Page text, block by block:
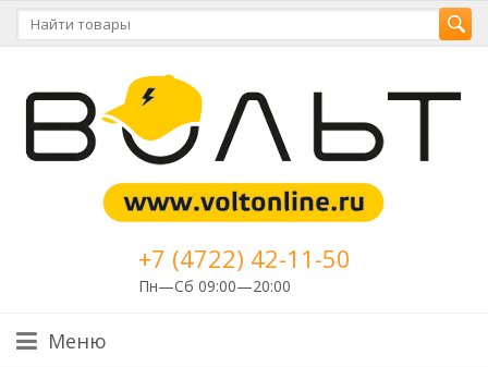
+7 (4722) 42-11-50
Пн—Сб 09:00—20:00
Меню